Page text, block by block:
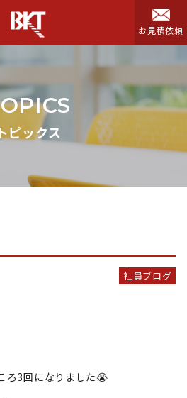
お見積依頼
トピックス
社員ブログ
ろ3回になりました😭